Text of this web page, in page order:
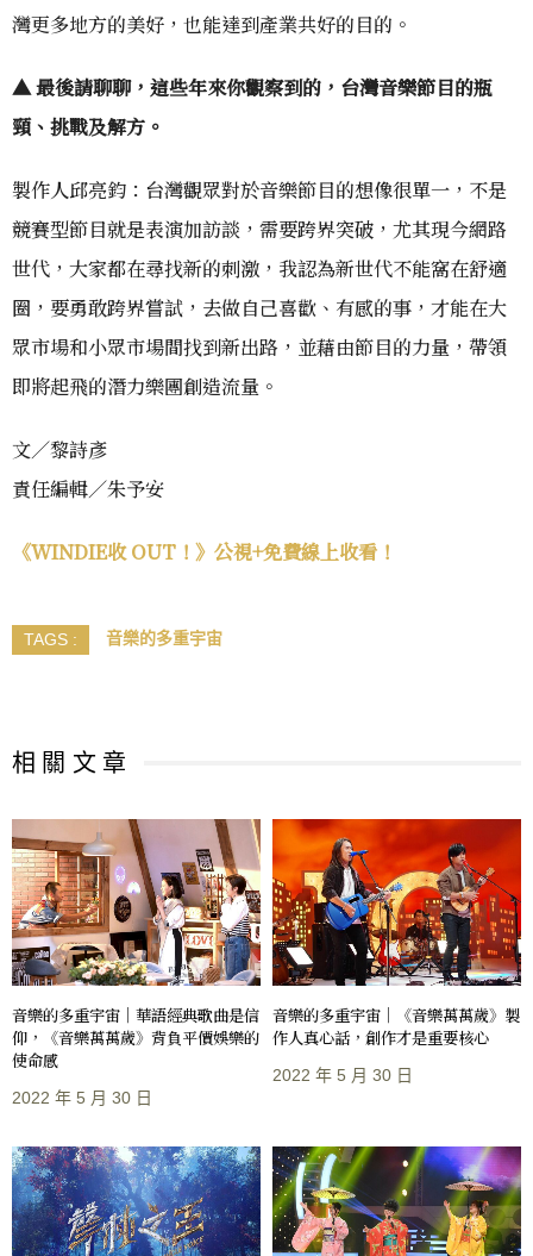
灣更多地方的美好，也能達到產業共好的目的。
▲ 最後請聊聊，這些年來你觀察到的，台灣音樂節目的瓶
頸、挑戰及解方。
製作人邱亮鈞：台灣觀眾對於音樂節目的想像很單一，不是
競賽型節目就是表演加訪談，需要跨界突破，尤其現今網路
世代，大家都在尋找新的刺激，我認為新世代不能窩在舒適
圈，要勇敢跨界嘗試，去做自己喜歡、有感的事，才能在大
眾市場和小眾市場間找到新出路，並藉由節目的力量，帶領
即將起飛的潛力樂團創造流量。
文／黎詩彥
責任編輯／朱予安
《WINDIE收 OUT！》公視+免費線上收看！
TAGS : 音樂的多重宇宙
相 關 文 章
音樂的多重宇宙｜華語經典歌曲是信
仰，《音樂萬萬歲》背負平價娛樂的
使命感
2022 年 5 月 30 日
音樂的多重宇宙｜《音樂萬萬歲》製
作人真心話，創作才是重要核心
2022 年 5 月 30 日